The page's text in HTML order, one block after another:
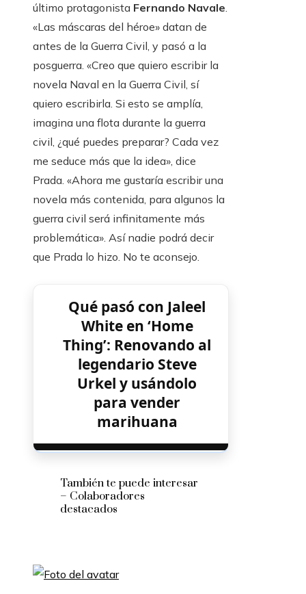
último protagonista Fernando Navale.
«Las máscaras del héroe» datan de
antes de la Guerra Civil, y pasó a la
posguerra. «Creo que quiero escribir la
novela Naval en la Guerra Civil, sí
quiero escribirla. Si esto se amplía,
imagina una flota durante la guerra
civil, ¿qué puedes preparar? Cada vez
me seduce más que la idea», dice
Prada. «Ahora me gustaría escribir una
novela más contenida, para algunos la
guerra civil será infinitamente más
problemática». Así nadie podrá decir
que Prada lo hizo. No te aconsejo.
Qué pasó con Jaleel
White en ‘Home
Thing’: Renovando al
legendario Steve
Urkel y usándolo
para vender
marihuana
También te puede interesar
– Colaboradores
destacados